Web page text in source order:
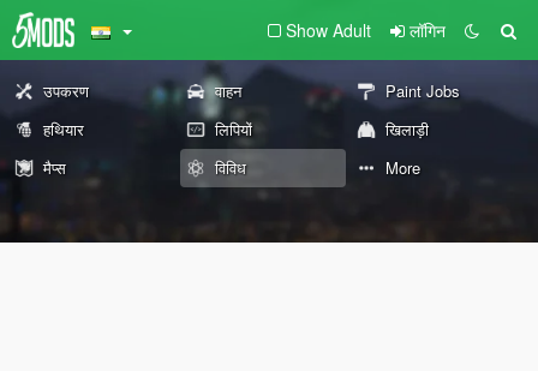
Show Adult लॉगिन
उपकरण वाहन
Paint Jobs
हथियार
लिपियों
खिलाड़ी
मैप्स
विविध More